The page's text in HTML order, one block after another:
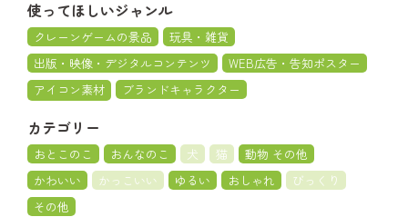
使ってほしいジャンル
クレーンゲームの景品
玩具・雑貨
出版・映像・デジタルコンテンツ
WEB広告・告知ポスター
アイコン素材
ブランドキャラクター
カテゴリー
おとこのこ おんなのこ 犬 猫
動物 その他
かわいい
かっこいい ゆるい おしゃれ
びっくり
その他